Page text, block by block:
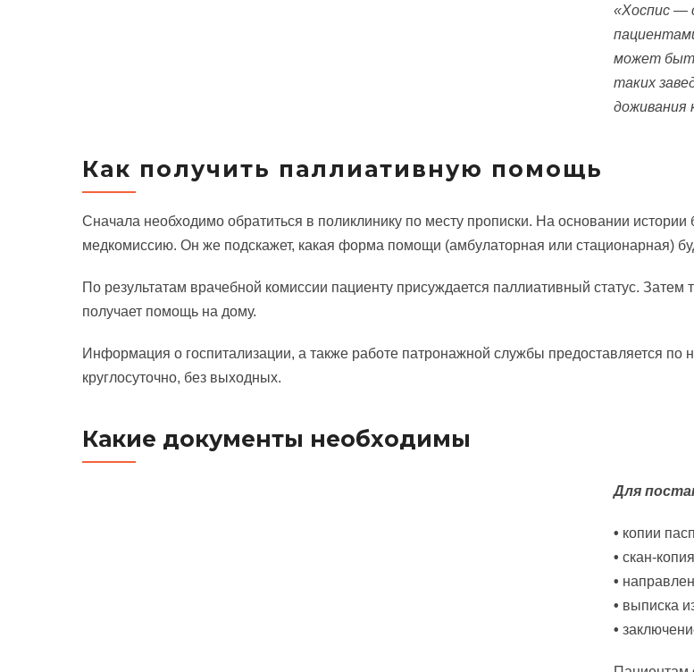
«Хоспис —
может
таких
доживания
Как получить паллиативную помощь
Сначала необходимо обратиться в поликлинику по месту прописки. На основании
медкомиссию. Он же подскажет, какая форма помощи (амбулаторная или стационарная)
По результатам врачебной комиссии пациенту присуждается паллиативный статус.
получает помощь на дому.
Информация о госпитализации, а также работе патронажной службы предоставляется
круглосуточно, без выходных.
Какие документы необходимы
Для
• копии
• скан-
•
• выписка
•